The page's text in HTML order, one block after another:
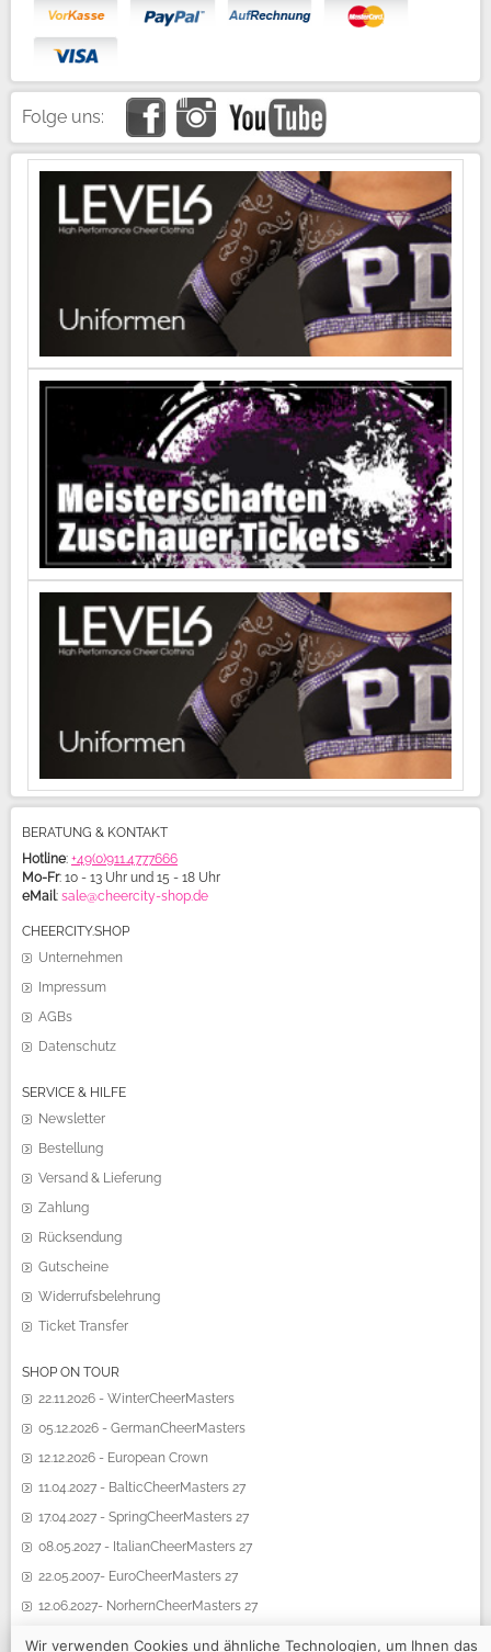
Folge uns:
BERATUNG & KONTAKT
Hotline: +49(0)911.4777666
Mo-Fr: 10 - 13 Uhr und 15 - 18 Uhr
eMail: sale@cheercity-shop.de
CHEERCITY.SHOP
Unternehmen
Impressum
AGBs
Datenschutz
SERVICE & HILFE
Newsletter
Bestellung
Versand & Lieferung
Zahlung
Rücksendung
Gutscheine
Widerrufsbelehrung
Ticket Transfer
SHOP ON TOUR
22.11.2026 - WinterCheerMasters
05.12.2026 - GermanCheerMasters
12.12.2026 - European Crown
11.04.2027 - BalticCheerMasters 27
17.04.2027 - SpringCheerMasters 27
08.05.2027 - ItalianCheerMasters 27
22.05.2007- EuroCheerMasters 27
12.06.2027- NorhernCheerMasters 27
Wir verwenden Cookies und ähnliche Technologien, um Ihnen das